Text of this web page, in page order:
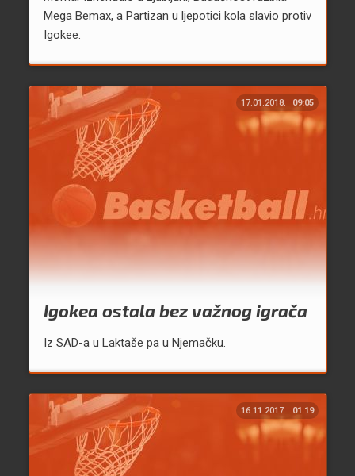
Mega Bemax, a Partizan u ljepotici kola slavio protiv
Igokee.
17.01.2018. 09:05
Igokea ostala bez važnog igrača
Iz SAD-a u Laktaše pa u Njemačku.
16.11.2017. 01:19